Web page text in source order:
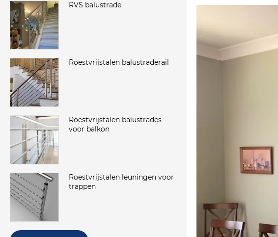
RVS balustrade
Roestvrijstalen balustraderail
Roestvrijstalen balustrades
voor balkon
Roestvrijstalen leuningen voor
trappen